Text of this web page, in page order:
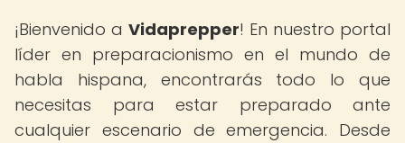
¡Bienvenido a Vidaprepper! En nuestro portal
líder en preparacionismo en el mundo de
habla hispana, encontrarás todo lo que
necesitas para estar preparado ante
cualquier escenario de emergencia. Desde